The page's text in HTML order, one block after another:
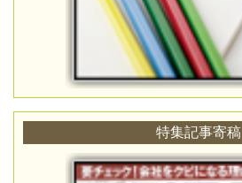
特集記事寄稿